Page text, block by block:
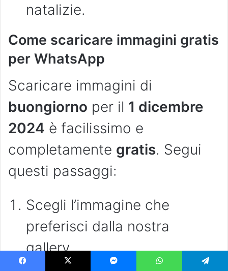
natalizie.
Come scaricare immagini gratis
per WhatsApp
Scaricare immagini di
buongiorno per il 1 dicembre
2024 è facilissimo e
completamente gratis. Segui
questi passaggi:
Scegli l’immagine che
preferisci dalla nostra
gallery.